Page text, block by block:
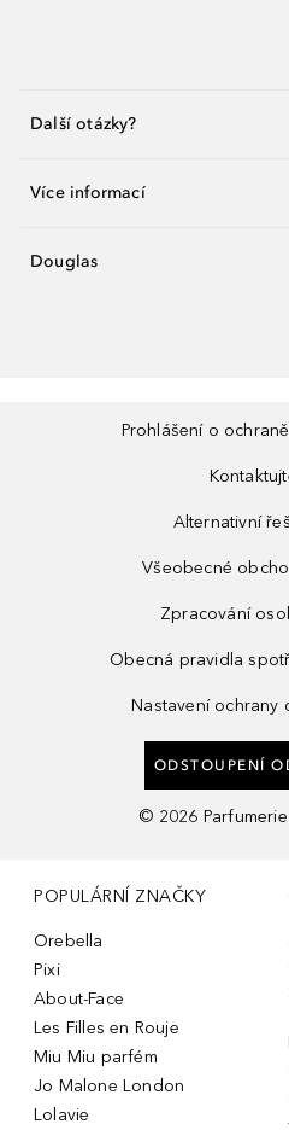
Další otázky?
Více informací
Douglas
Prohlášení o
Alternativní
Všeobecné
Zpracování
Obecná pravidla
Nastavení ochrany
ODSTOUPENÍ
© 2026
POPULÁRNÍ ZNAČKY
Orebella
Pixi
About-Face
Les Filles en Rouje
Miu Miu parfém
Jo Malone London
Lolavie